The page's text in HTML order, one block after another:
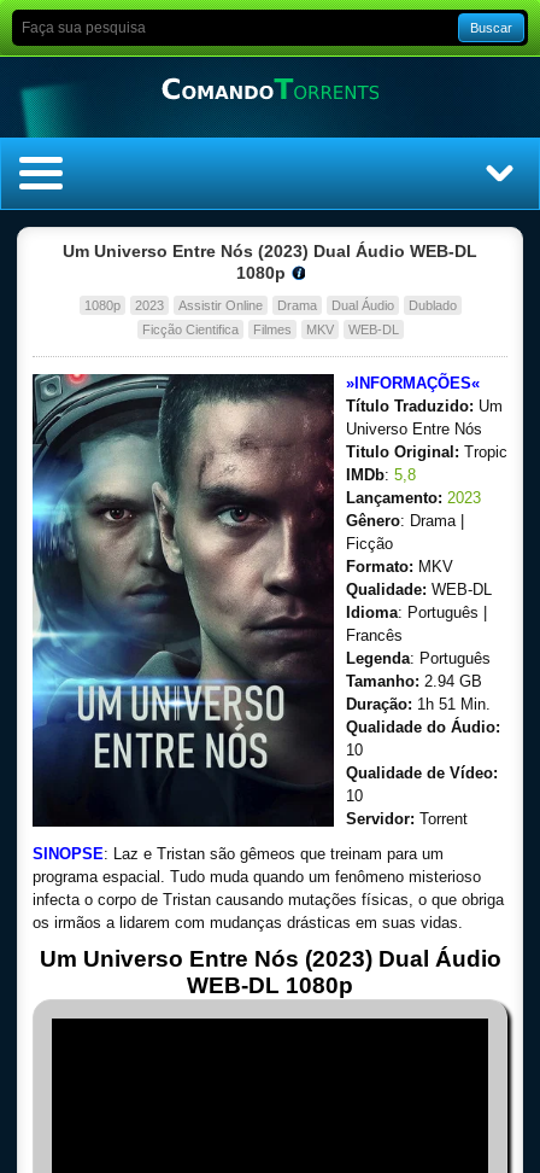
Buscar
Filmes
Dublado
Legendado
Um Universo Entre Nós (2023) Dual Áudio WEB-DL
1080p
1080p 2023 Assistir Online Drama Dual Áudio
Dublado
Ficção Cientifica
Filmes MKV WEB-DL
»INFORMAÇÕES«
Título Traduzido: Um
Universo Entre Nós
Titulo Original: Tropic
IMDb: 5,8
Lançamento: 2023
Gênero: Drama |
Ficção
Formato: MKV
Qualidade: WEB-DL
Idioma: Português |
Francês
Legenda: Português
Tamanho: 2.94 GB
Duração: 1h 51 Min.
Qualidade do Áudio:
10
Qualidade de Vídeo:
10
Servidor: Torrent
SINOPSE: Laz e Tristan são gêmeos que treinam para um
programa espacial. Tudo muda quando um fenômeno misterioso
infecta o corpo de Tristan causando mutações físicas, o que obriga
os irmãos a lidarem com mudanças drásticas em suas vidas.
Um Universo Entre Nós (2023) Dual Áudio
WEB-DL 1080p